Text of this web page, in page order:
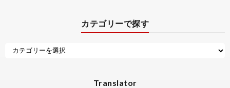
カテゴリーで探す
Translator